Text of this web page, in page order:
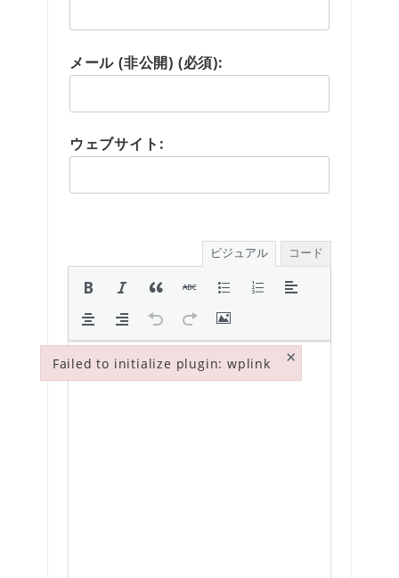
メール (非公開) (必須):
ウェブサイト:
ビジュアル コード
Failed to initialize plugin: wplink ×
Failed to initialize plugin: wplink